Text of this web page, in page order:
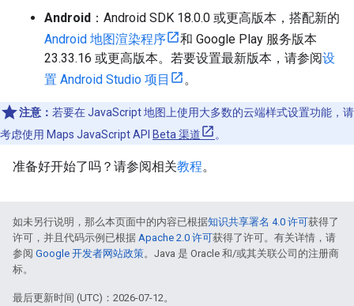
Android ：Android SDK 18.0.0 或更高版本，搭配新的
Android 地图渲染程序
和 Google Play 服务版本
23.33.16 或更高版本。若要设置最新版本，请参阅设
置 Android Studio 项目
。
注意： 若要在 JavaScript 地图上使用大多数的云端样式设置功能，请
考虑使用 Maps JavaScript API Beta 渠道 。
准备好开始了吗？请参阅相关教程。
如未另行说明，那么本页面中的内容已根据知识共享署名 4.0 许可获得了
许可，并且代码示例已根据 Apache 2.0 许可获得了许可。有关详情，请
参阅 Google 开发者网站政策。Java 是 Oracle 和/或其关联公司的注册商
标。
最后更新时间 (UTC)：2026-07-12。